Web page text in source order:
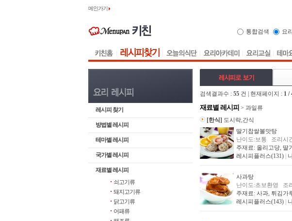
메인가기
통합검색 요리
레시피 찾기
방법별 레시피
테마별 레시피
국가별 레시피
재료별 레시피
쇠고기류
돼지고기류
닭고기류
어패류
검색결과수 : 55 건 | 현재페이지 : 1 /
재료별 레시피 > 과일류
[한식] 도시락,간식
딸기찹쌀볼맛탕
난이도:보통 조리시
주재료: 올리고당, 딸
레시피플러스(131)
사과탕
난이도:초보환영 조
주재료: 사과, 튀김가
레시피플러스(143)